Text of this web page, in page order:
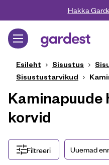
Liigu edasi põhisisu juurde
Hakka
Esileht Sisustus
Sisustustarvikud
Kaminapuude
korvid
Filtreeri